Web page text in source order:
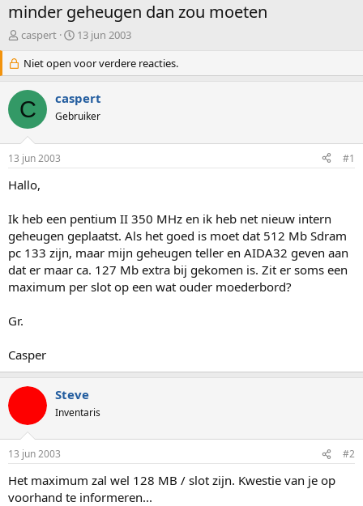
minder geheugen dan zou moeten
O
d
e
r
w
e
p
s
t
a
t
e
r
caspert
S
a
r
d
a
m
13 jun 2003
Niet open voor verdere reacties.
C caspert
Gebruiker
13 jun 2003 #1
Hallo,
Ik heb een pentium II 350 MHz en ik heb net nieuw intern
geheugen geplaatst. Als het goed is moet dat 512 Mb Sdram
pc 133 zijn, maar mijn geheugen teller en AIDA32 geven aan
dat er maar ca. 127 Mb extra bij gekomen is. Zit er soms een
maximum per slot op een wat ouder moederbord?
Gr.
Casper
Steve
Inventaris
13 jun 2003 #2
Het maximum zal wel 128 MB / slot zijn. Kwestie van je op
voorhand te informeren...